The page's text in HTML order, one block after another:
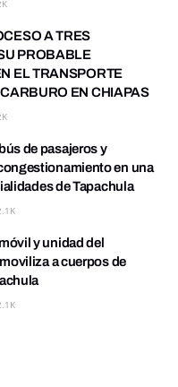
A TRES
PROBABLE
EL TRANSPORTE
EN CHIAPAS
de pasajeros y
en una
de Tapachula
y unidad del
a cuerpos de